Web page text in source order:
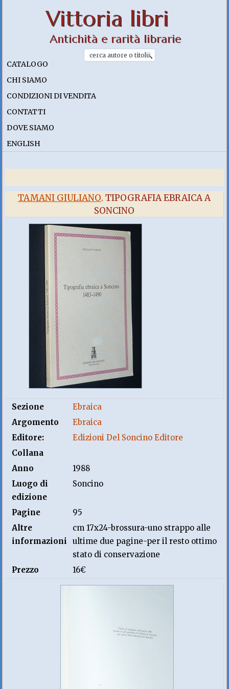
Vittoria libri
Antichità e rarità librarie
CATALOGO
CHI SIAMO
CONDIZIONI DI VENDITA
CONTATTI
DOVE SIAMO
ENGLISH
TAMANI GIULIANO. TIPOGRAFIA EBRAICA A
SONCINO
Sezione
Ebraica
Argomento
Ebraica
Editore:
Edizioni Del Soncino Editore
Collana
Anno
1988
Luogo di
edizione
Soncino
Pagine
95
Altre
informazioni
cm 17x24-brossura-uno strappo alle
ultime due pagine-per il resto ottimo
stato di conservazione
Prezzo
16€